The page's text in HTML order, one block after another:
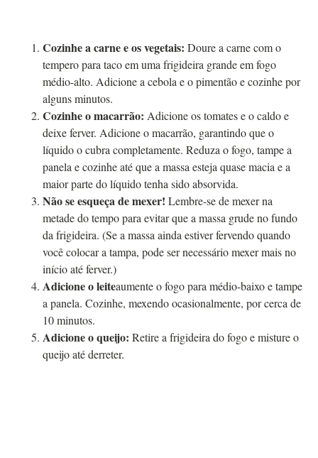
Cozinhe a carne e os vegetais: Doure a carne com o
tempero para taco em uma frigideira grande em fogo
médio-alto. Adicione a cebola e o pimentão e cozinhe por
alguns minutos.
Cozinhe o macarrão: Adicione os tomates e o caldo e
deixe ferver. Adicione o macarrão, garantindo que o
líquido o cubra completamente. Reduza o fogo, tampe a
panela e cozinhe até que a massa esteja quase macia e a
maior parte do líquido tenha sido absorvida.
Não se esqueça de mexer! Lembre-se de mexer na
metade do tempo para evitar que a massa grude no fundo
da frigideira. (Se a massa ainda estiver fervendo quando
você colocar a tampa, pode ser necessário mexer mais no
início até ferver.)
Adicione o leiteaumente o fogo para médio-baixo e tampe
a panela. Cozinhe, mexendo ocasionalmente, por cerca de
10 minutos.
Adicione o queijo: Retire a frigideira do fogo e misture o
queijo até derreter.